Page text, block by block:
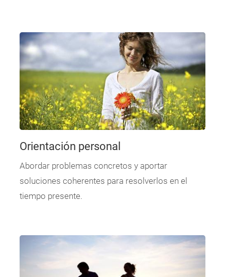
Orientación personal
Abordar problemas concretos y aportar
soluciones coherentes para resolverlos en el
tiempo presente.